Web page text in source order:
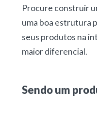
Procure construir
uma boa estrutura
seus produtos na
maior diferencial.
Sendo um